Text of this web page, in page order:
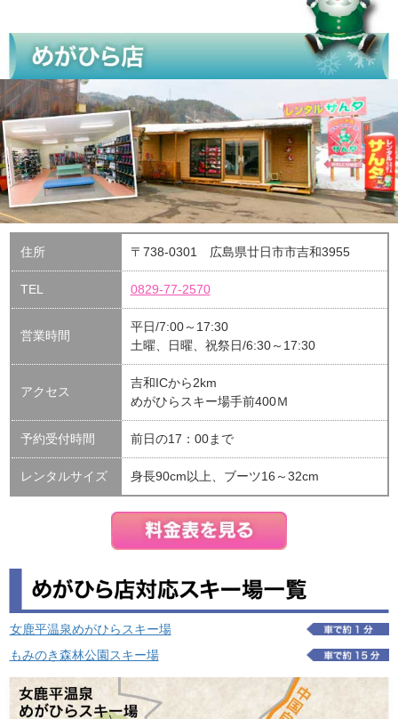
住所 〒738-0301 広島県廿日市市吉和3955
TEL 0829-77-2570
営業時間
平日/7:00～17:30
土曜、日曜、祝祭日/6:30～17:30
アクセス
吉和ICから2km
めがひらスキー場手前400Ｍ
予約受付時間 前日の17：00まで
レンタルサイズ 身長90cm以上、ブーツ16～32cm
女鹿平温泉めがひらスキー場
もみのき森林公園スキー場